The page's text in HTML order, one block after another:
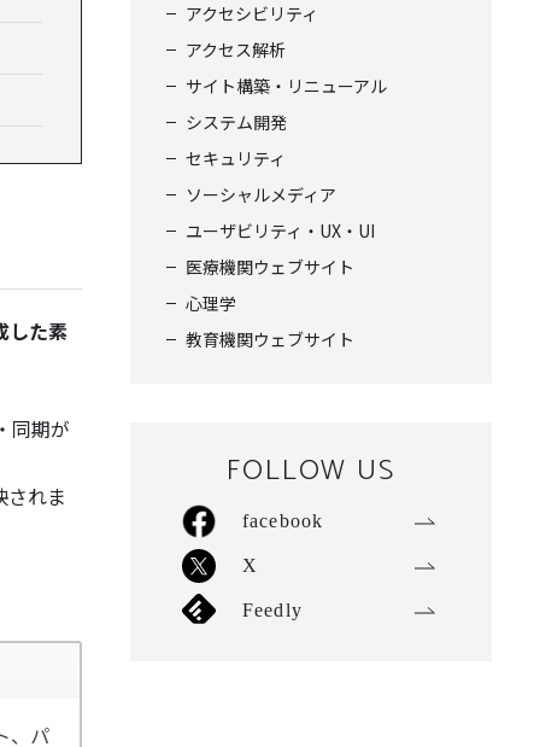
た素
同期が
されま
、パ
アクセシビリティ
アクセス解析
サイト構築・リニューアル
システム開発
セキュリティ
ソーシャルメディア
ユーザビリティ・UX・UI
医療機関ウェブサイト
心理学
教育機関ウェブサイト
FOLLOW US
facebook
X
Feedly